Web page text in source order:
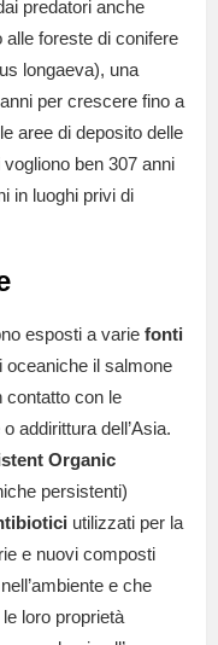
predatori anche
alle foreste di conifere
longaeva), una
per crescere fino a
aree di deposito delle
ben 307 anni
in luoghi privi di
esposti a varie fonti
oceaniche il salmone
contatto con le
addirittura dell’Asia.
Organic
persistenti)
utilizzati per la
e nuovi composti
e che
loro proprietà